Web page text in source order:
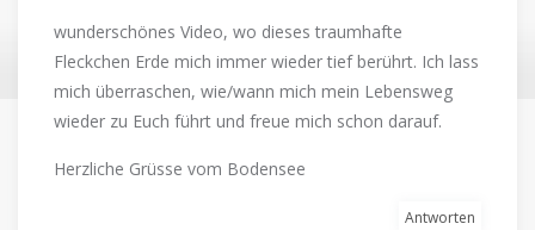
wunderschönes Video, wo dieses traumhafte
Fleckchen Erde mich immer wieder tief berührt. Ich lass
mich überraschen, wie/wann mich mein Lebensweg
wieder zu Euch führt und freue mich schon darauf.
Herzliche Grüsse vom Bodensee
Antworten